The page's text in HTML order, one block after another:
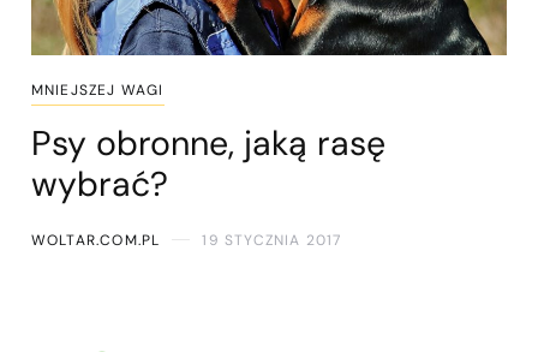
MNIEJSZEJ WAGI
Psy obronne, jaką rasę
wybrać?
WOLTAR.COM.PL 19 STYCZNIA 2017